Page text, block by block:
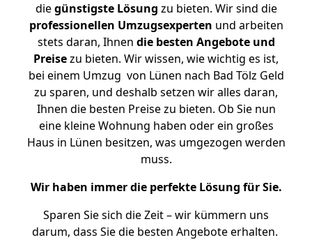
diegünstigste Lösung zu bieten. Wir sind die
professionellen Umzugsexperten und arbeiten
stets daran, Ihnen die besten Angebote und
Preisezu bieten. Wir wissen, wie wichtig es ist,
bei einem Umzug von Lünen nach Bad Tölz Geld
zu sparen, und deshalb setzen wir alles daran,
Ihnen die besten Preise zu bieten. Ob Sie nun
eine kleine Wohnung haben oder ein großes
Haus in Lünen besitzen, was umgezogen werden
muss.
Wir haben immer die perfekte Lösung für Sie.
Sparen Sie sich die Zeit – wir kümmern uns
darum, dass Sie die besten Angebote erhalten.